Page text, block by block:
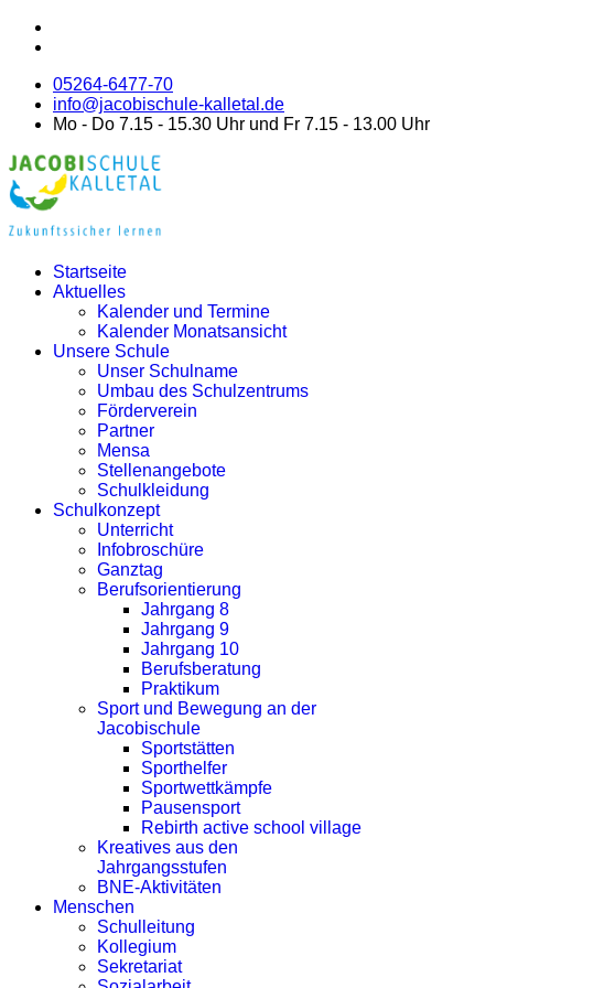
05264-6477-70
info@jacobischule-kalletal.de
Mo - Do 7.15 - 15.30 Uhr und Fr 7.15 - 13.00 Uhr
Startseite
Aktuelles
Kalender und Termine
Kalender Monatsansicht
Unsere Schule
Unser Schulname
Umbau des Schulzentrums
Förderverein
Partner
Mensa
Stellenangebote
Schulkleidung
Schulkonzept
Unterricht
Infobroschüre
Ganztag
Berufsorientierung
Jahrgang 8
Jahrgang 9
Jahrgang 10
Berufsberatung
Praktikum
Sport und Bewegung an der
Jacobischule
Sportstätten
Sporthelfer
Sportwettkämpfe
Pausensport
Rebirth active school village
Kreatives aus den
Jahrgangsstufen
BNE-Aktivitäten
Menschen
Schulleitung
Kollegium
Sekretariat